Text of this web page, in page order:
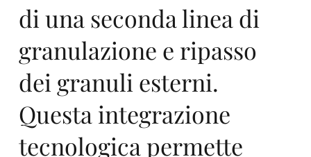
di una seconda linea di
granulazione e ripasso
dei granuli esterni.
Questa integrazione
tecnologica permette
Ga